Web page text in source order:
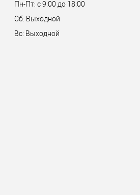
Пн-Пт: с 9:00 до 18:00
Сб: Выходной
Вс: Выходной